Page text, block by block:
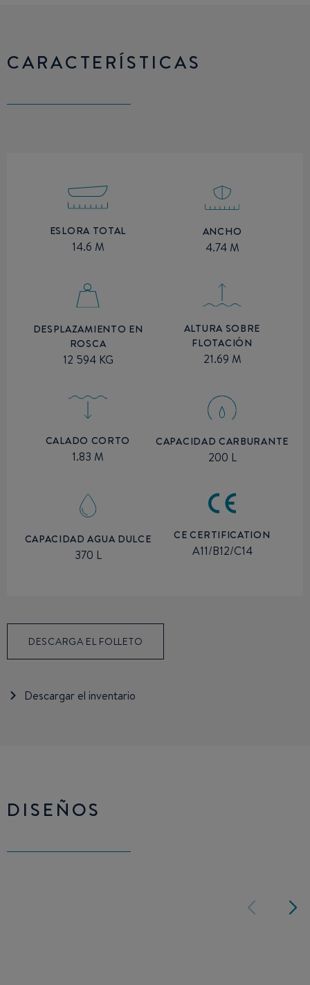
CARACTERÍSTICAS
ESLORA TOTAL
14.6 M
ANCHO
4.74 M
DESPLAZAMIENTO EN
ROSCA
12 594 KG
ALTURA SOBRE
FLOTACIÓN
21.69 M
CALADO CORTO
1.83 M
CAPACIDAD CARBURANTE
200 L
CAPACIDAD AGUA DULCE
370 L
CE CERTIFICATION
A11/B12/C14
DESCARGA EL FOLLETO
Descargar el inventario
DISEÑOS